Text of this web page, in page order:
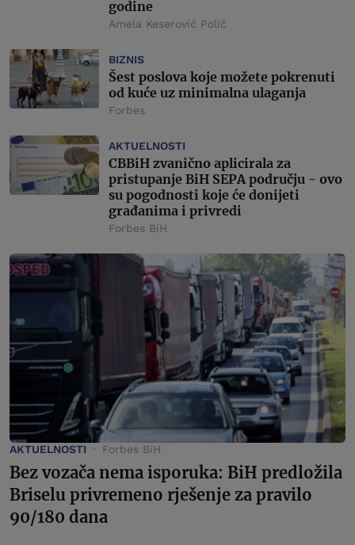
godine
Amela Keserović Polić
BIZNIS
Šest poslova koje možete pokrenuti
od kuće uz minimalna ulaganja
Forbes
AKTUELNOSTI
CBBiH zvanično aplicirala za
pristupanje BiH SEPA području - ovo
su pogodnosti koje će donijeti
građanima i privredi
Forbes BiH
AKTUELNOSTI Forbes BiH
Bez vozača nema isporuka: BiH predložila
Briselu privremeno rješenje za pravilo
90/180 dana